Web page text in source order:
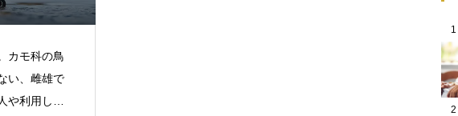
カモ科の鳥
い、雌雄で
や利用しや
1
2